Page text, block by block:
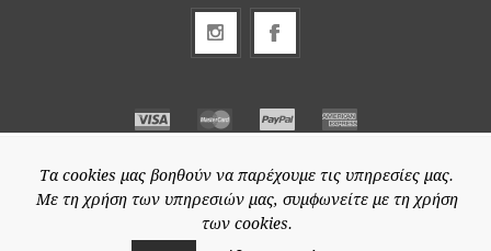
Τα cookies μας βοηθούν να παρέχουμε τις υπηρεσίες μας.
Με τη χρήση των υπηρεσιών μας, συμφωνείτε με τη χρήση
των cookies.